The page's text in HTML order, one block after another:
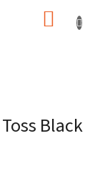
Black